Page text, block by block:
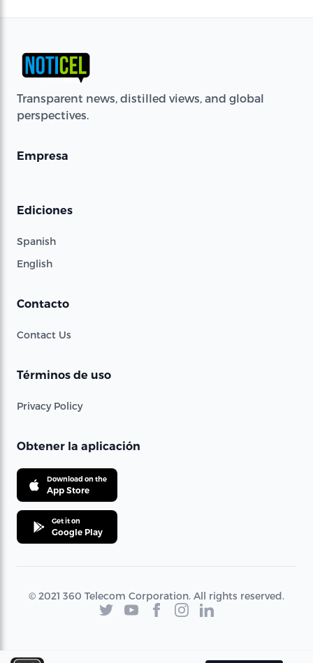
Transparent news, distilled views, and global
perspectives.
Empresa
Ediciones
Spanish
English
Contacto
Contact Us
Términos de uso
Privacy Policy
Obtener la aplicación
Download on the
App Store
Get it on
Google Play
© 2021 360 Telecom Corporation. All rights reserved.